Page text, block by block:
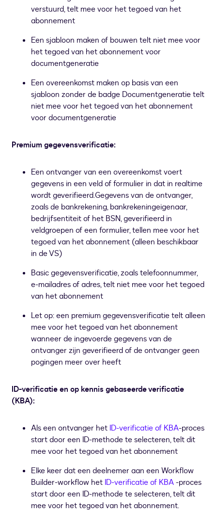
verstuurd, telt mee voor het tegoed van het
abonnement
Een sjabloon maken of bouwen telt niet mee voor
het tegoed van het abonnement voor
documentgeneratie
Een overeenkomst maken op basis van een
sjabloon zonder de badge Documentgeneratie telt
niet mee voor het tegoed van het abonnement
voor documentgeneratie
Premium gegevensverificatie:
Een ontvanger van een overeenkomst voert
gegevens in een veld of formulier in dat in realtime
wordt geverifieerd.Gegevens van de ontvanger,
zoals de bankrekening, bankrekeningeigenaar,
bedrijfsentiteit of het BSN, geverifieerd in
veldgroepen of een formulier, tellen mee voor het
tegoed van het abonnement (alleen beschikbaar
in de VS)
Basic gegevensverificatie, zoals telefoonnummer,
e-mailadres of adres, telt niet mee voor het tegoed
van het abonnement
Let op: een premium gegevensverificatie telt alleen
mee voor het tegoed van het abonnement
wanneer de ingevoerde gegevens van de
ontvanger zijn geverifieerd of de ontvanger geen
pogingen meer over heeft
ID-verificatie en op kennis gebaseerde verificatie
(KBA):
Als een ontvanger het ID-verificatie of KBA-proces
start door een ID-methode te selecteren, telt dit
mee voor het tegoed van het abonnement
Elke keer dat een deelnemer aan een Workflow
Builder-workflow het ID-verificatie of KBA-proces
start door een ID-methode te selecteren, telt dit
mee voor het tegoed van het abonnement.